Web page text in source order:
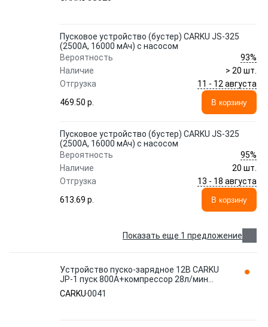
Пусковое устройство (бустер) CARKU JS-325
(2500A, 16000 мАч) с насосом
Вероятность
93%
Наличие
> 20 шт.
Отгрузка
11 - 12 августа
469.50 p.
В корзину
Пусковое устройство (бустер) CARKU JS-325
(2500A, 16000 мАч) с насосом
Вероятность
95%
Наличие
20 шт.
Отгрузка
13 - 18 августа
613.69 p.
В корзину
Показать еще 1 предложение
Устройство пуско-зарядное 12B CARKU
JP-1 пуск 800А+компрессор 28л/мин
0041
CARKU0041